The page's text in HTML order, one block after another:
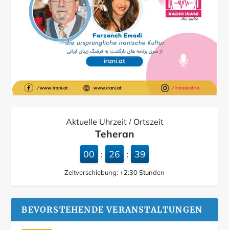
Aktuelle Uhrzeit / Ortszeit
Teheran
00 : 26 : 40
Zeitverschiebung: +2:30 Stunden
BEVORSTEHENDE VERANSTALTUNGEN